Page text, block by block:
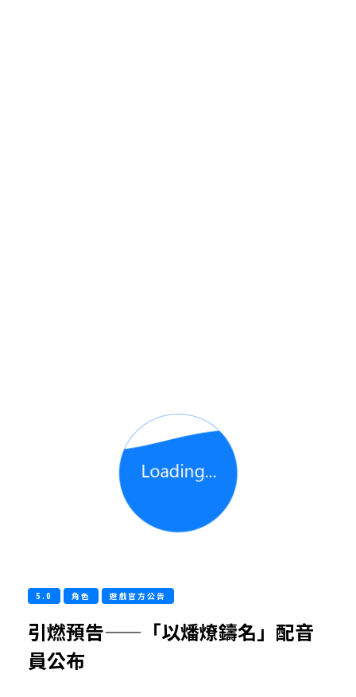
5.0 角色 遊戲官方公告
引燃預告——「以燔燎鑄名」配音
員公布